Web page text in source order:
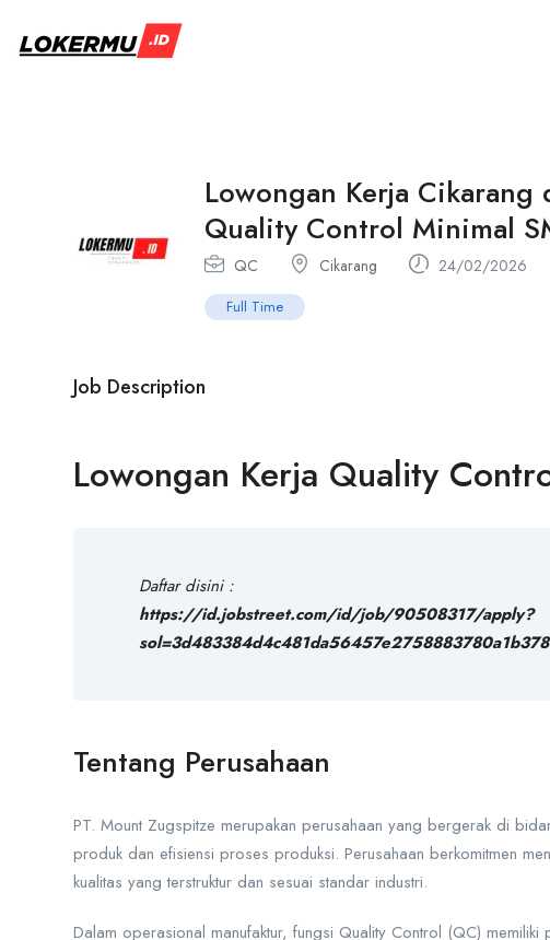
Lowongan Kerja
Quality Control Minimal
QC Cikarang 24/02/2026
Full Time
Job Description
Lowongan Kerja Quality
Daftar disini :
https://id.jobstreet.com/id/job/90508317/apply?
Tentang Perusahaan
PT. Mount Zugspitze merupakan perusahaan yang bergerak di
produk dan efisiensi proses produksi. Perusahaan berkomitmen
kualitas yang terstruktur dan sesuai standar industri.
Dalam operasional manufaktur, fungsi Quality Control (QC)